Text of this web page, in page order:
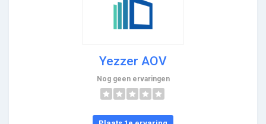
Yezzer AOV
Nog geen ervaringen